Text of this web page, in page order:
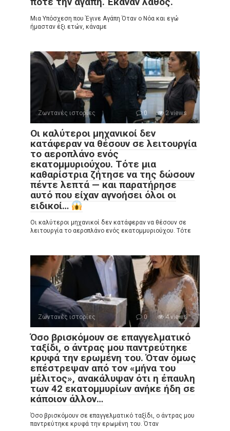
Μια Υπόσχεση που Έγινε Αγάπη Όταν ο Νόα και εγώ
ήμασταν έξι ετών, κάναμε
Ζωντανές ιστορίες 0 2 views
Οι καλύτεροι μηχανικοί δεν
κατάφεραν να θέσουν σε λειτουργία
το αεροπλάνο ενός
εκατομμυριούχου. Τότε μια
καθαρίστρια ζήτησε να της δώσουν
πέντε λεπτά — και παρατήρησε
αυτό που είχαν αγνοήσει όλοι οι
ειδικοί…
Οι καλύτεροι μηχανικοί δεν κατάφεραν να θέσουν σε
λειτουργία το αεροπλάνο ενός εκατομμυριούχου. Τότε
Ζωντανές ιστορίες 0 4 views
Όσο βρισκόμουν σε επαγγελματικό
ταξίδι, ο άντρας μου παντρεύτηκε
κρυφά την ερωμένη του. Όταν όμως
επέστρεψαν από τον «μήνα του
μέλιτος», ανακάλυψαν ότι η έπαυλη
των 42 εκατομμυρίων ανήκε ήδη σε
κάποιον άλλον…
Όσο βρισκόμουν σε επαγγελματικό ταξίδι, ο άντρας μου
παντρεύτηκε κρυφά την ερωμένη του. Όταν